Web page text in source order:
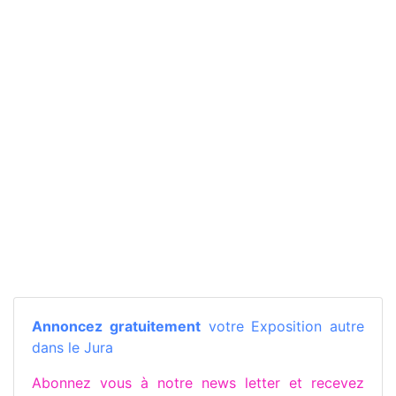
Annoncez gratuitementvotre Exposition autre
dans le Jura
Abonnez vous à notre news letter et recevez